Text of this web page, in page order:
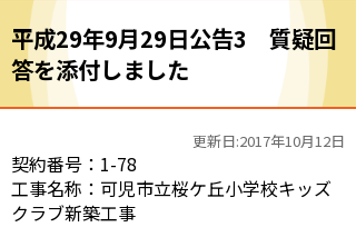
平成29年9月29日公告3 質疑回
答を添付しました
更新日:2017年10月12日
契約番号：1-78
工事名称：可児市立桜ケ丘小学校キッズ
クラブ新築工事